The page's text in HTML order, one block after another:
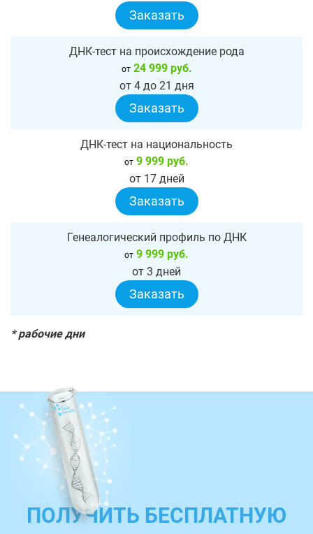
Заказать
ДНК-тест на происхождение рода
от24 999 руб.
от 4 до 21 дня
Заказать
ДНК-тест на национальность
от 9 999 руб.
от 17 дней
Заказать
Генеалогический профиль по ДНК
от 9 999 руб.
от 3 дней
Заказать
* рабочие дни
ПОЛУЧИТЬ БЕСПЛАТНУЮ